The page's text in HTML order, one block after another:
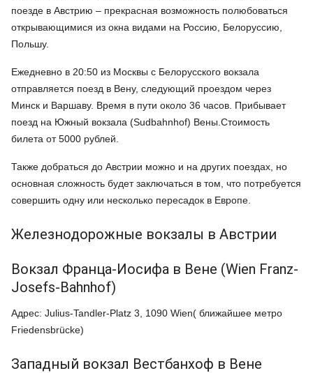
поезде в Австрию – прекрасная возможность полюбоваться
открывающимися из окна видами на Россию, Белоруссию,
Польшу.
Ежедневно в 20:50 из Москвы с Белорусского вокзала
отправляется поезд в Вену, следующий проездом через
Минск и Варшаву. Время в пути около 36 часов. Прибывает
поезд на Южный вокзала (Sudbahnhof) Вены.Стоимость
билета от 5000 рублей.
Также добраться до Австрии можно и на других поездах, но
основная сложность будет заключаться в том, что потребуется
совершить одну или несколько пересадок в Европе.
Железнодорожные вокзалы в Австрии
Вокзал Франца-Иосифа в Вене (Wien Franz-
Josefs-Bahnhof)
Адрес: Julius-Tandler-Platz 3, 1090 Wien( ближайшее метро
Friedensbrücke)
Западный вокзал Вестбанхоф в Вене